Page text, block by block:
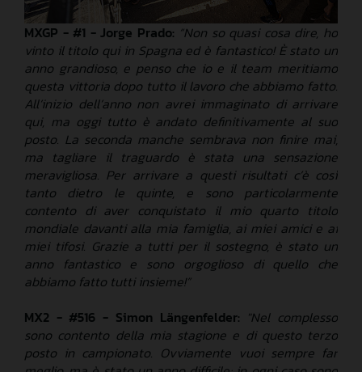
MXGP - #1 - Jorge Prado: “Non so quasi cosa dire, ho
vinto il titolo qui in Spagna ed è fantastico! È stato un
anno grandioso, e penso che io e il team meritiamo
questa vittoria dopo tutto il lavoro che abbiamo fatto.
All’inizio dell’anno non avrei immaginato di arrivare
qui, ma oggi tutto è andato definitivamente al suo
posto. La seconda manche sembrava non finire mai,
ma tagliare il traguardo è stata una sensazione
meravigliosa. Per arrivare a questi risultati c’è così
tanto dietro le quinte, e sono particolarmente
contento di aver conquistato il mio quarto titolo
mondiale davanti alla mia famiglia, ai miei amici e ai
miei tifosi. Grazie a tutti per il sostegno, è stato un
anno fantastico e sono orgoglioso di quello che
abbiamo fatto tutti insieme!”
MX2 - #516 - Simon Längenfelder: "Nel complesso
sono contento della mia stagione e di questo terzo
posto in campionato. Ovviamente vuoi sempre far